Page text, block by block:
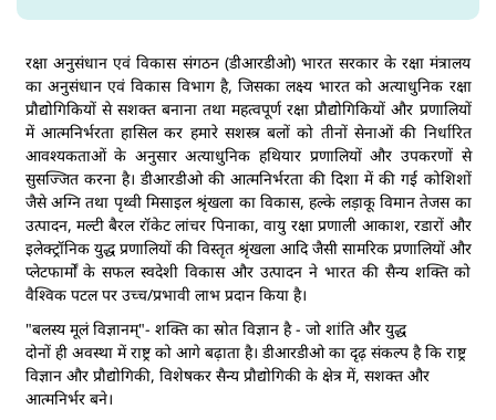
डीआरडीओ का गठन
रक्षा अनुसंधान एवं विकास संगठन (डीआरडीओ) भारत सरकार के रक्षा मंत्रालय
का अनुसंधान एवं विकास विभाग है, जिसका लक्ष्य भारत को अत्याधुनिक रक्षा
प्रौद्योगिकियों से सशक्त बनाना तथा महत्वपूर्ण रक्षा प्रौद्योगिकियों और प्रणालियों
में आत्मनिर्भरता हासिल कर हमारे सशस्त्र बलों को तीनों सेनाओं की निर्धारित
आवश्यकताओं के अनुसार अत्याधुनिक हथियार प्रणालियों और उपकरणों से
सुसज्जित करना है। डीआरडीओ की आत्मनिर्भरता की दिशा में की गई कोशिशों
जैसे अग्नि तथा पृथ्वी मिसाइल श्रृंखला का विकास, हल्के लड़ाकू विमान तेजस का
उत्पादन, मल्टी बैरल रॉकेट लांचर पिनाका, वायु रक्षा प्रणाली आकाश, रडारों और
इलेक्ट्रॉनिक युद्ध प्रणालियों की विस्तृत श्रृंखला आदि जैसी सामरिक प्रणालियों और
प्लेटफार्मों के सफल स्वदेशी विकास और उत्पादन ने भारत की सैन्य शक्ति को
वैश्विक पटल पर उच्च/प्रभावी लाभ प्रदान किया है।
"बलस्य मूलं विज्ञानम्"- शक्ति का स्रोत विज्ञान है - जो शांति और युद्ध
दोनों ही अवस्था में राष्ट्र को आगे बढ़ाता है। डीआरडीओ का दृढ़ संकल्प है कि राष्ट्र
विज्ञान और प्रौद्योगिकी, विशेषकर सैन्य प्रौद्योगिकी के क्षेत्र में, सशक्त और
आत्मनिर्भर बने।